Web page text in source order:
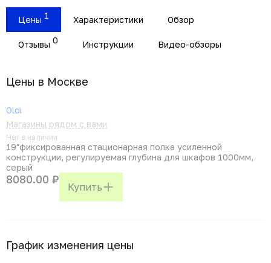
Цены 1 Характеристики Обзор
Отзывы 0 Инструкции Видео-обзоры
Цены в Москвe
Oldi
Магазины рядом с вами
Нет в наличии
19"фиксированная стационарная полка усиленной
конструкции, регулируемая глубина для шкафов 1000мм,
серый
8080.00 ₽
Купить
График изменения цены